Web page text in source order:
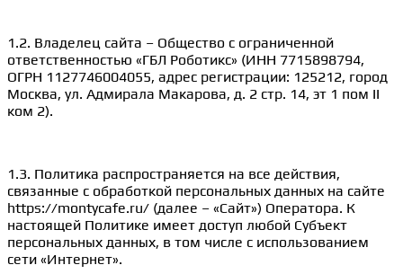
1.2. Владелец сайта – Общество с ограниченной
ответственностью «ГБЛ Роботикс» (ИНН 7715898794,
ОГРН 1127746004055, адрес регистрации: 125212, город
Москва, ул. Адмирала Макарова, д. 2 стр. 14, эт 1 пом II
ком 2).
1.3. Политика распространяется на все действия,
связанные с обработкой персональных данных на сайте
https://montycafe.ru/ (далее – «Сайт») Оператора. К
настоящей Политике имеет доступ любой Субъект
персональных данных, в том числе с использованием
сети «Интернет».